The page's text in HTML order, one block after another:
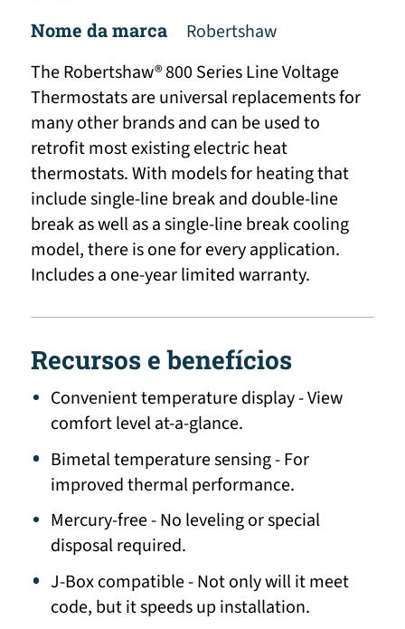
Nome da marca
Robertshaw
The Robertshaw® 800 Series Line Voltage
Thermostats are universal replacements for
many other brands and can be used to
retrofit most existing electric heat
thermostats. With models for heating that
include single-line break and double-line
break as well as a single-line break cooling
model, there is one for every application.
Includes a one-year limited warranty.
Recursos e benefícios
Convenient temperature display - View
comfort level at-a-glance.
Bimetal temperature sensing - For
improved thermal performance.
Mercury-free - No leveling or special
disposal required.
J-Box compatible - Not only will it meet
code, but it speeds up installation.